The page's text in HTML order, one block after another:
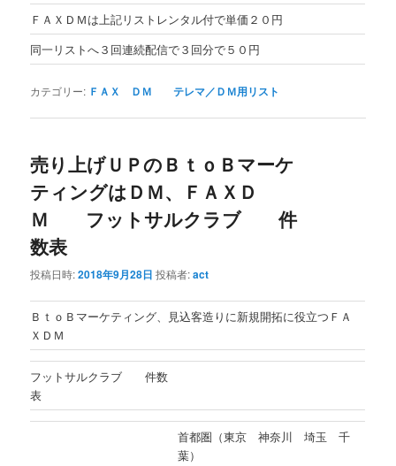
ＦＡＸＤＭは上記リストレンタル付で単価２０円
同一リストへ３回連続配信で３回分で５０円
カテゴリー: ＦＡＸ ＤＭ テレマ／ＤＭ用リスト
売り上げＵＰのＢｔｏＢマーケ
ティングはＤＭ、ＦＡＸＤ
Ｍ フットサルクラブ 件
数表
投稿日時:2018年9月28日 投稿者:act
ＢｔｏＢマーケティング、見込客造りに新規開拓に役立つＦＡ
ＸＤＭ
フットサルクラブ 件数
表
首都圏（東京 神奈川 埼玉 千
葉）